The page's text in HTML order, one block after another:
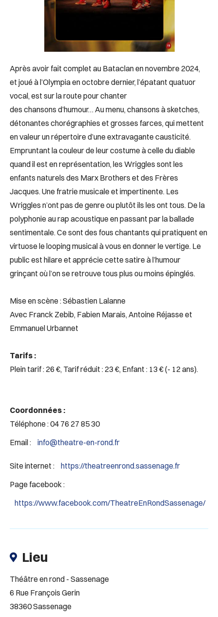
Après avoir fait complet au Bataclan en novembre 2024,
et joué à l’Olympia en octobre dernier, l’épatant quatuor
vocal, est sur la route pour chanter
des chansons d’humour… Au menu, chansons à sketches,
détonantes chorégraphies et grosses farces, qui mettent
en valeur un répertoire d’une extravagante causticité.
Empruntant la couleur de leur costume à celle du diable
quand il est en représentation, les Wriggles sont les
enfants naturels des Marx Brothers et des Frères
Jacques. Une fratrie musicale et impertinente. Les
Wriggles n’ont pas de genre ou plutôt ils les ont tous. De la
polyphonie au rap acoustique en passant par la ballade
sentimentale. Ce sont des fous chantants qui pratiquent en
virtuose le looping musical à vous en donner le vertige. Le
public est hilare et apprécie cette satire à l’humour
grinçant où l’on se retrouve tous plus ou moins épinglés.
Mise en scène : Sébastien Lalanne
Avec Franck Zebib, Fabien Marais, Antoine Réjasse et
Emmanuel Urbannet
Tarifs :
Plein tarif : 26 €, Tarif réduit : 23 €, Enfant : 13 € (- 12 ans).
Coordonnées :
Téléphone : 04 76 27 85 30
Email :
info@theatre-en-rond.fr
Site internet :
https://theatreenrond.sassenage.fr
Page facebook :
https://www.facebook.com/TheatreEnRondSassenage/
Lieu
Théâtre en rond - Sassenage
6 Rue François Gerin
38360 Sassenage